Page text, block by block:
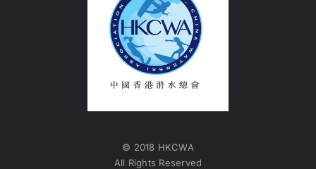
© 2018 HKCWA
All Rights Reserved